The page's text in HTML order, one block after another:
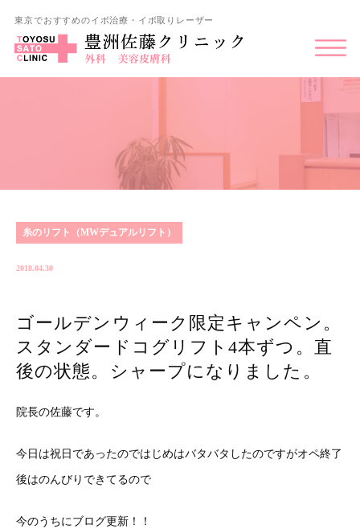
東京でおすすめのイボ治療・イボ取りレーザー
糸のリフト（MWデュアルリフト）
2018.04.30
ゴールデンウィーク限定キャンペン。
スタンダードコグリフト4本ずつ。直
後の状態。シャープになりました。
院長の佐藤です。
今日は祝日であったのではじめはバタバタしたのですがオペ終了
後はのんびりできてるので
今のうちにブログ更新！！